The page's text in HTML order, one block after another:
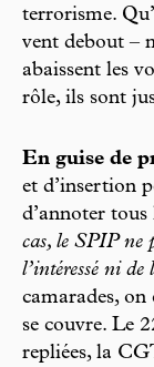
terrorisme.
vent debout –
abaissent les
rôle, ils sont
En guise de
et d’insertion
d’annoter tous
cas, le SPIP ne
l’intéressé ni de
camarades,
se couvre. Le
repliées, la